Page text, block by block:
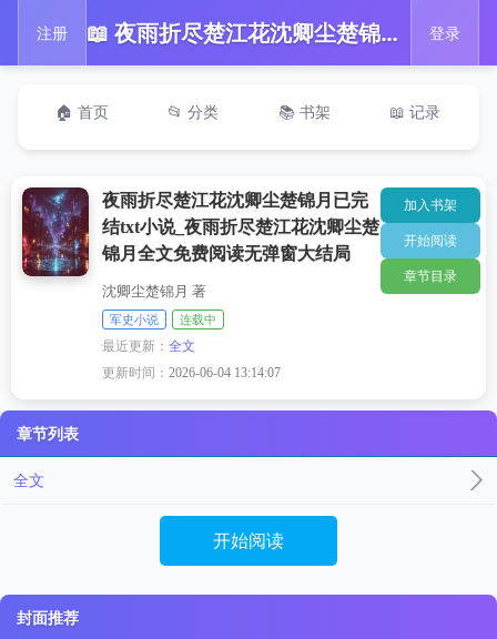
注册 📖 夜雨折尽楚江花沈卿尘楚锦月已完结txt小说_夜雨折尽楚江花沈卿尘楚锦月全文免费阅读无弹窗大结局 登录
🏠 首页 📂 分类 📚 书架 📖 记录
夜雨折尽楚江花沈卿尘楚锦月已完
结txt小说_夜雨折尽楚江花沈卿尘楚
锦月全文免费阅读无弹窗大结局
沈卿尘楚锦月 著
军史小说 连载中
最近更新：全文
更新时间：2026-06-04 13:14:07
加入书架
开始阅读
章节目录
章节列表
全文
开始阅读
封面推荐